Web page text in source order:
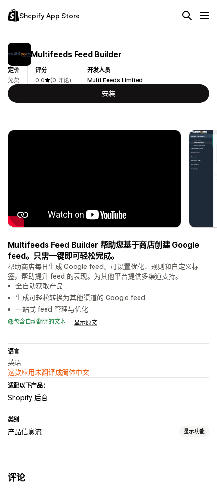
Shopify App Store
Multifeeds Feed Builder
定价
免费
评分
0.0
(0 评论)
开发人员
Multi Feeds Limited
安装
Multifeeds Feed Builder 帮助您基于商店创建 Google
feed。只需一键即可轻松完成。
帮助商店每日生成 Google feed。可设置优化、规则和自定义标
签，帮助提升 feed 的表现。为其他平台提供多渠道支持。
全自动获取产品
生成可轻松转换为其他渠道的 Google feed
一站式 feed 管理与优化
包含自动翻译的文本 显示原文
语言
英语
这款应用未翻译成简体中文
适配以下产品：
Shopify 后台
类别
产品信息流 显示功能
评论